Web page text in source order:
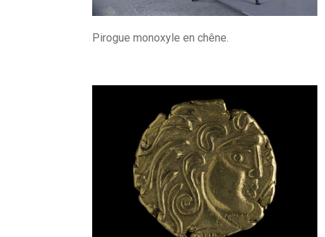
Pirogue monoxyle en chêne.